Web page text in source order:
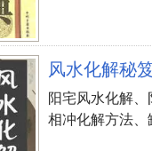
风水化解秘
阳宅风水化解、
相冲化解方法、